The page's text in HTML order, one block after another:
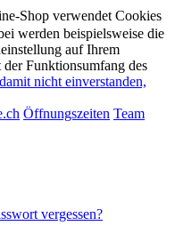
Shop verwendet Cookies
werden beispielsweise die
auf Ihrem
Funktionsumfang des
nicht einverstanden,
Öffnungszeiten Team
vergessen?